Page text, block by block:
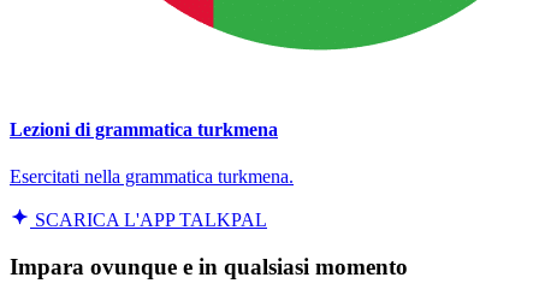
Lezioni di grammatica turkmena
Esercitati nella grammatica turkmena.
SCARICA L'APP TALKPAL
Impara ovunque e in qualsiasi momento